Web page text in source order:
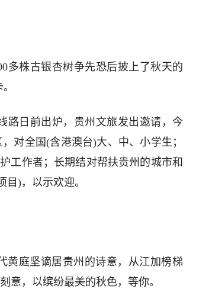
多株古银杏树争先恐后披上了秋天的
路日前出炉，贵州文旅发出邀请，今
对全国(含港澳台)大、中、小学生；
工作者；长期结对帮扶贵州的城市和
)，以示欢迎。
黄庭坚谪居贵州的诗意，从江加榜梯
意，以缤纷最美的秋色，等你。